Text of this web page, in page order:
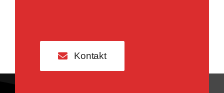
Kontakt